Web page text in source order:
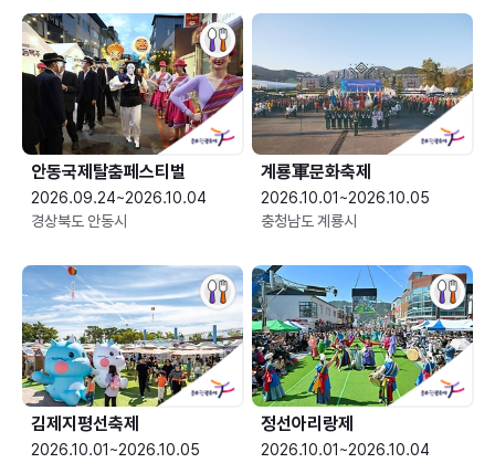
안동국제탈춤페스티벌
2026.09.24~2026.10.04
경상북도 안동시
2026.10.01~2026.10.05
충청남도 계룡시
김제지평선축제
2026.10.01~2026.10.05
정선아리랑제
2026.10.01~2026.10.04